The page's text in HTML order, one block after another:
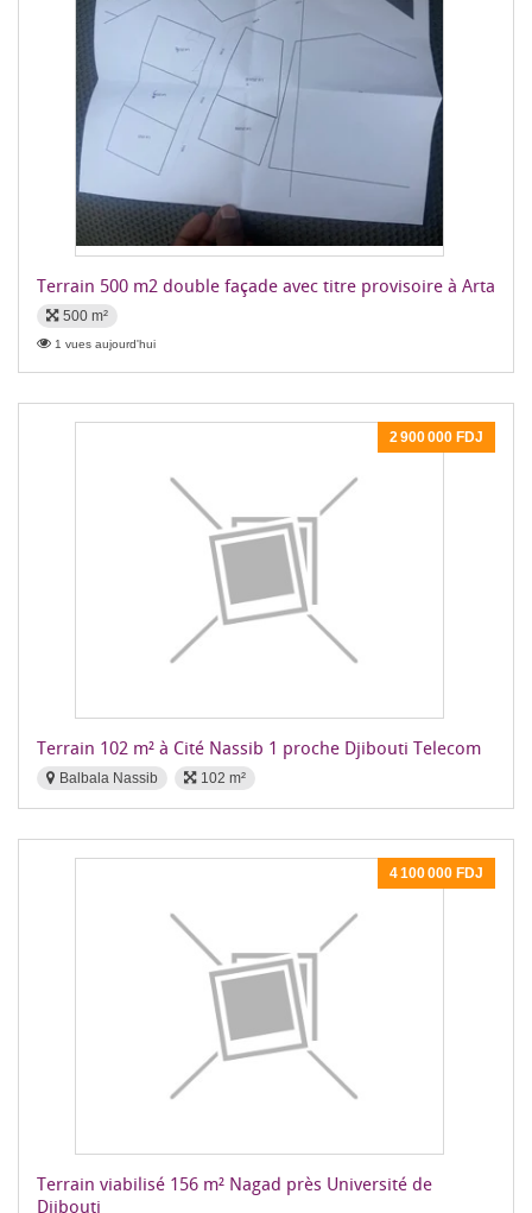
Terrain 500 m2 double façade avec titre provisoire à Arta
500 m²
1 vues aujourd'hui
2 900 000 FDJ
Terrain 102 m² à Cité Nassib 1 proche Djibouti Telecom
Balbala Nassib 102 m²
4 100 000 FDJ
Terrain viabilisé 156 m² Nagad près Université de
Djibouti